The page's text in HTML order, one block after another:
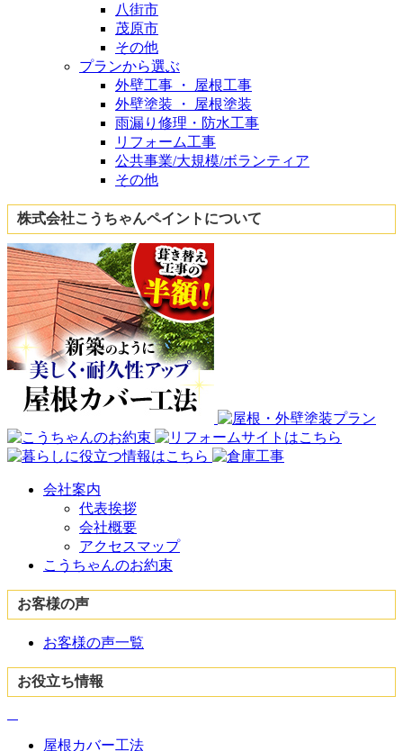
八街市
茂原市
その他
プランから選ぶ
外壁工事 ・ 屋根工事
外壁塗装 ・ 屋根塗装
雨漏り修理・防水工事
リフォーム工事
公共事業/大規模/ボランティア
その他
株式会社こうちゃんペイントについて
会社案内
代表挨拶
会社概要
アクセスマップ
こうちゃんのお約束
お客様の声
お客様の声一覧
お役立ち情報
屋根カバー工法